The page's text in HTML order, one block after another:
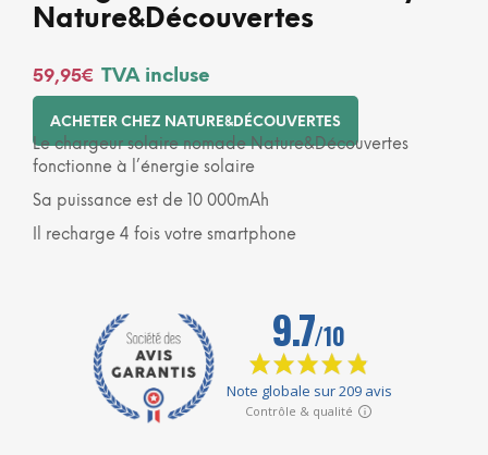
Nature&Découvertes
59,95€ TVA incluse
ACHETER CHEZ NATURE&DÉCOUVERTES
Le chargeur solaire nomade Nature&Découvertes
fonctionne à l’énergie solaire
Sa puissance est de 10 000mAh
Il recharge 4 fois votre smartphone